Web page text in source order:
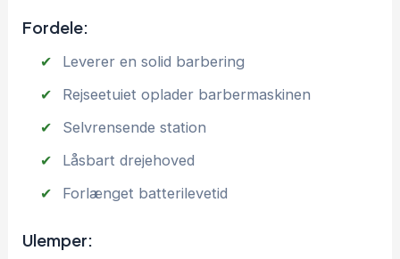
Fordele:
Leverer en solid barbering
Rejseetuiet oplader barbermaskinen
Selvrensende station
Låsbart drejehoved
Forlænget batterilevetid
Ulemper: